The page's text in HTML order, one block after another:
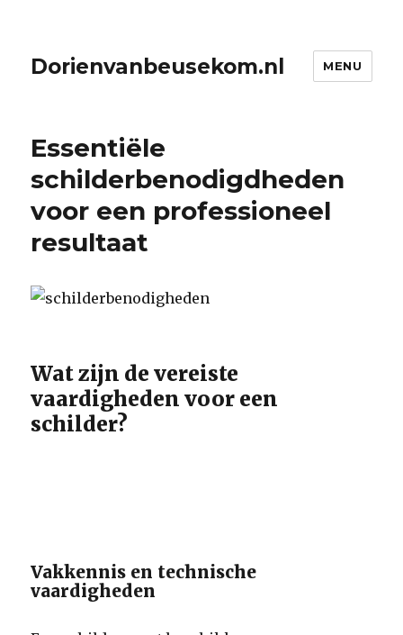
Dorienvanbeusekom.nl MENU
Essentiële
schilderbenodigdheden
voor een professioneel
resultaat
Wat zijn de vereiste
vaardigheden voor een
schilder?
Vakkennis en technische
vaardigheden